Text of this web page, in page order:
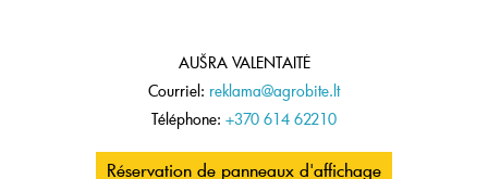
AUŠRA VALENTAITĖ
Courriel: reklama@agrobite.lt
Téléphone: +370 614 62210
Réservation de panneaux d'affichage